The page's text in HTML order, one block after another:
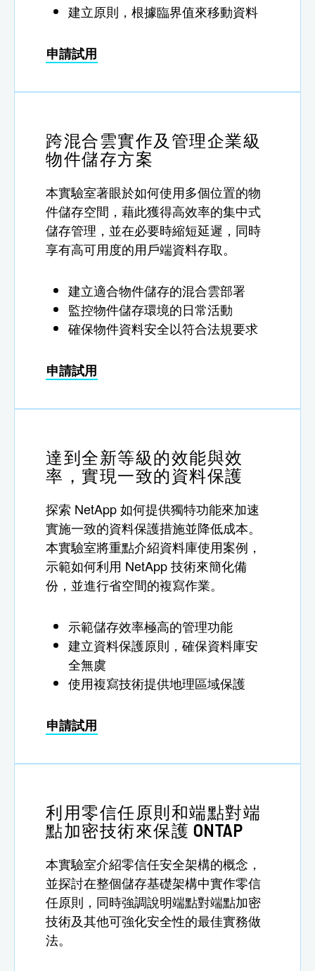
建立原則，根據臨界值來移動資料
申請試用
跨混合雲實作及管理企業級
物件儲存方案
本實驗室著眼於如何使用多個位置的物
件儲存空間，藉此獲得高效率的集中式
儲存管理，並在必要時縮短延遲，同時
享有高可用度的用戶端資料存取。
建立適合物件儲存的混合雲部署
監控物件儲存環境的日常活動
確保物件資料安全以符合法規要求
申請試用
達到全新等級的效能與效
率，實現一致的資料保護
探索 NetApp 如何提供獨特功能來加速
實施一致的資料保護措施並降低成本。
本實驗室將重點介紹資料庫使用案例，
示範如何利用 NetApp 技術來簡化備
份，並進行省空間的複寫作業。
示範儲存效率極高的管理功能
建立資料保護原則，確保資料庫安
全無虞
使用複寫技術提供地理區域保護
申請試用
利用零信任原則和端點對端
點加密技術來保護 ONTAP
本實驗室介紹零信任安全架構的概念，
並探討在整個儲存基礎架構中實作零信
任原則，同時強調說明端點對端點加密
技術及其他可強化安全性的最佳實務做
法。